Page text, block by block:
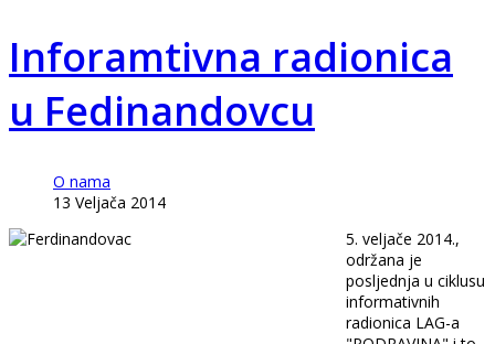
Inforamtivna radionica
u Fedinandovcu
O nama
13 Veljača 2014
5. veljače 2014.,
održana je
posljednja u ciklusu
informativnih
radionica LAG-a